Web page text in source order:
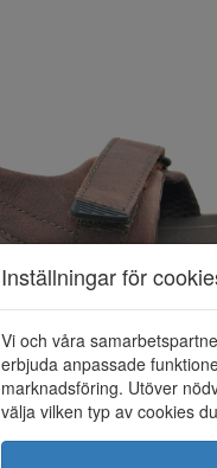
Inställningar för
Vi och våra
erbjuda anpassade
marknadsföring. Utöver
välja vilken typ av cookies